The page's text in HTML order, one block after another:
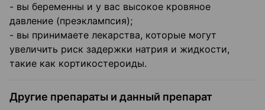
- вы беременны и у вас высокое кровяное
давление (преэклампсия);
- вы принимаете лекарства, которые могут
увеличить риск задержки натрия и жидкости,
такие как кортикостероиды.
Другие препараты и данный препарат